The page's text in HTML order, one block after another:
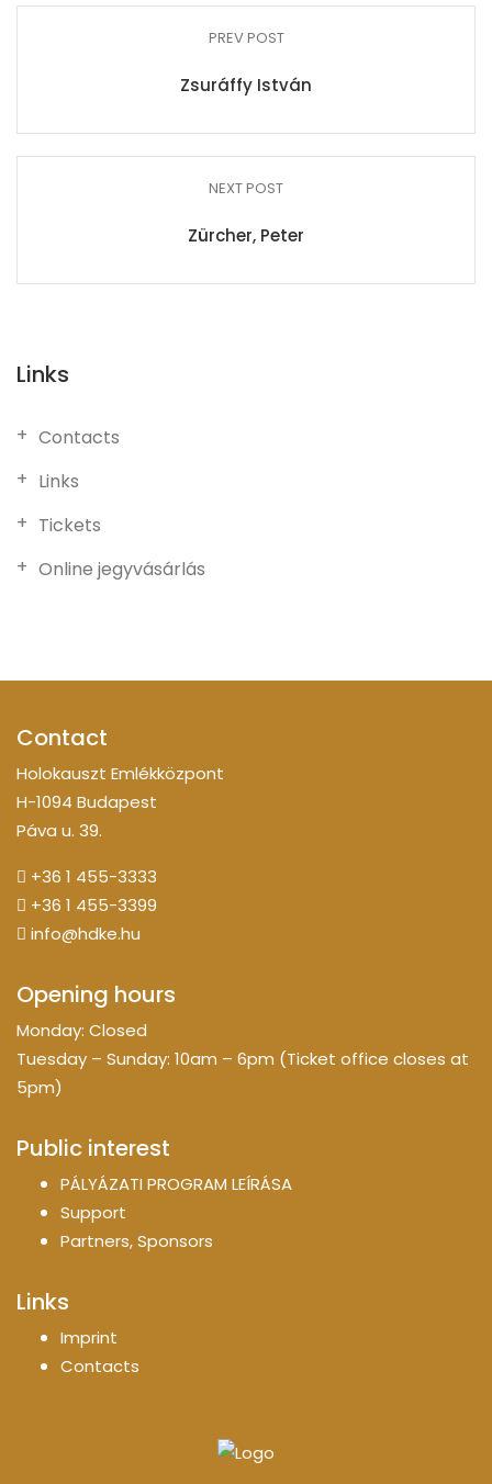
PREV POST
Zsuráffy István
NEXT POST
Zürcher, Peter
Links
Contacts
Links
Tickets
Online jegyvásárlás
Contact
Holokauszt Emlékközpont
H-1094 Budapest
Páva u. 39.
+36 1 455-3333
+36 1 455-3399
info@hdke.hu
Opening hours
Monday: Closed
Tuesday – Sunday: 10am – 6pm (Ticket office closes at
5pm)
Public interest
PÁLYÁZATI PROGRAM LEÍRÁSA
Support
Partners, Sponsors
Links
Imprint
Contacts